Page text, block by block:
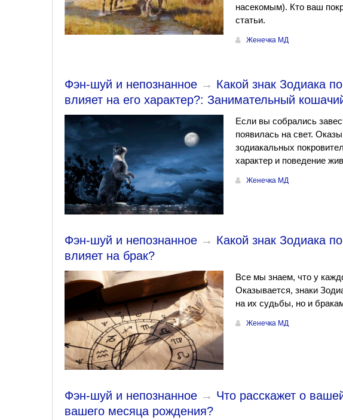
насекомым). Кто ваш
статьи.
Женечка МД
Фэн-шуй и непознанное → Какой знак Зодиака
влияет на его характер?: Занимательный
Если вы собрались
появилась на свет.
зодиакальных
характер и поведение
Женечка МД
Фэн-шуй и непознанное → Какой знак Зодиака
влияет на брак?
Все мы знаем, что у
Оказывается, знаки
на их судьбы, но и
Женечка МД
Фэн-шуй и непознанное → Что расскажет о
вашего месяца рождения?